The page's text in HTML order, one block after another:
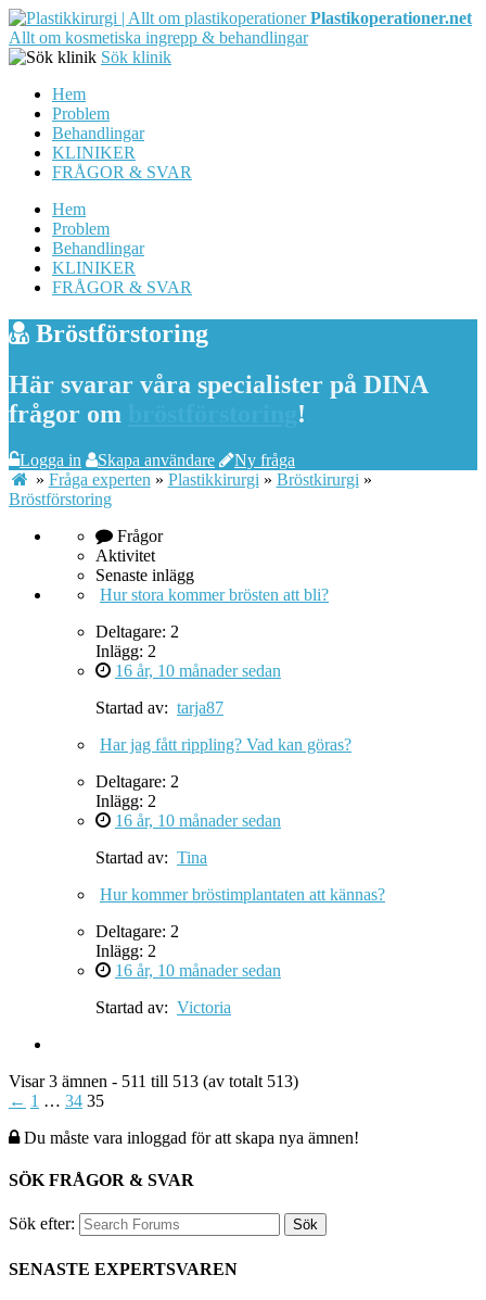
Plastikoperationer.net
Allt om kosmetiska ingrepp & behandlingar
Sök klinik
Hem
Problem
Behandlingar
KLINIKER
FRÅGOR & SVAR
Hem
Problem
Behandlingar
KLINIKER
FRÅGOR & SVAR
Bröstförstoring
Här svarar våra specialister på DINA
frågor om
!
Logga in Skapa användare
Ny fråga
» Fråga experten » Plastikkirurgi » Bröstkirurgi »
Bröstförstoring
Frågor
Aktivitet
Senaste inlägg
Hur stora kommer brösten att bli?
Deltagare: 2
Inlägg: 2
16 år, 10 månader sedan
Startad av: tarja87
Har jag fått rippling? Vad kan göras?
Deltagare: 2
Inlägg: 2
16 år, 10 månader sedan
Startad av: Tina
Hur kommer bröstimplantaten att kännas?
Deltagare: 2
Inlägg: 2
16 år, 10 månader sedan
Startad av: Victoria
Visar 3 ämnen - 511 till 513 (av totalt 513)
← 1 … 34 35
Du måste vara inloggad för att skapa nya ämnen!
SÖK FRÅGOR & SVAR
Sök efter:
SENASTE EXPERTSVAREN